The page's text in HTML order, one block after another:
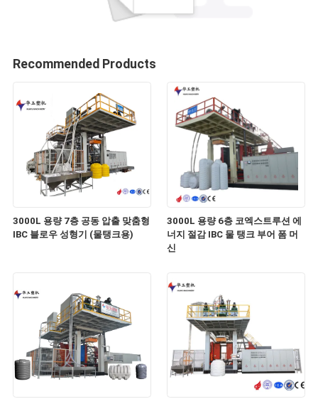
Recommended Products
3000L 용량 7층 공동 압출 맞춤형
IBC 블로우 성형기 (물탱크용)
3000L 용량 6층 코엑스트루션 에
너지 절감 IBC 물 탱크 부어 폼 머
신